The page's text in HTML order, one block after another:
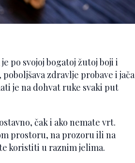
po svojoj bogatoj žutoj boji i
zdravlje probave i jača
je na dohvat ruke svaki put
čak i ako nemate vrt.
prostoru, na prozoru ili na
koristiti u raznim jelima.